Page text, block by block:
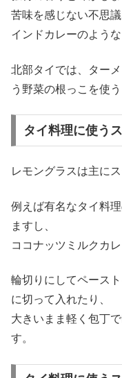
苦味を感じない不思議
インドカレーのよう
北部タイでは、ター
う野菜の根っこを使
タイ料理に使う
レモングラスは主に
例えば有名なタイ料
ますし、
ココナッツミルクカ
輪切りにしてペース
に切って入れたり、
大きいまま軽く包丁
す。